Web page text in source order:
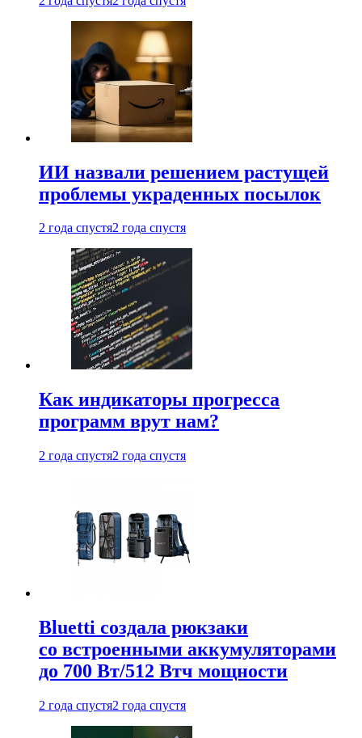
ИИ назвали решением растущей
проблемы украденных посылок
2 года спустя2 года спустя
Как индикаторы прогресса
программ врут нам?
2 года спустя2 года спустя
Bluetti создала рюкзаки
со встроенными аккумуляторами
до 700 Вт/512 Втч мощности
2 года спустя2 года спустя